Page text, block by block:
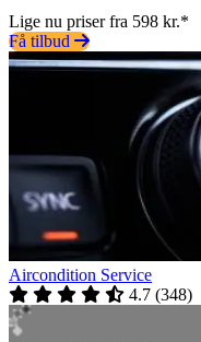
Lige nu priser fra 598 kr.*
Få tilbud
Aircondition Service
4.7 (348)